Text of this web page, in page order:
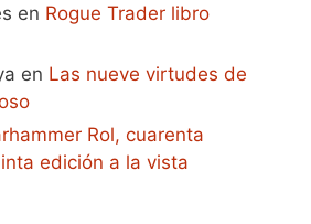
en Rogue Trader libro
en Las nueve virtudes de
Rol, cuarenta
edición a la vista